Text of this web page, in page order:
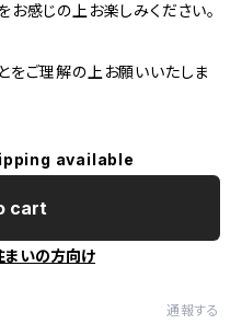
お感じの上お楽しみください。
をご理解の上お願いいたしま
available
cart
まいの方向け
通報する